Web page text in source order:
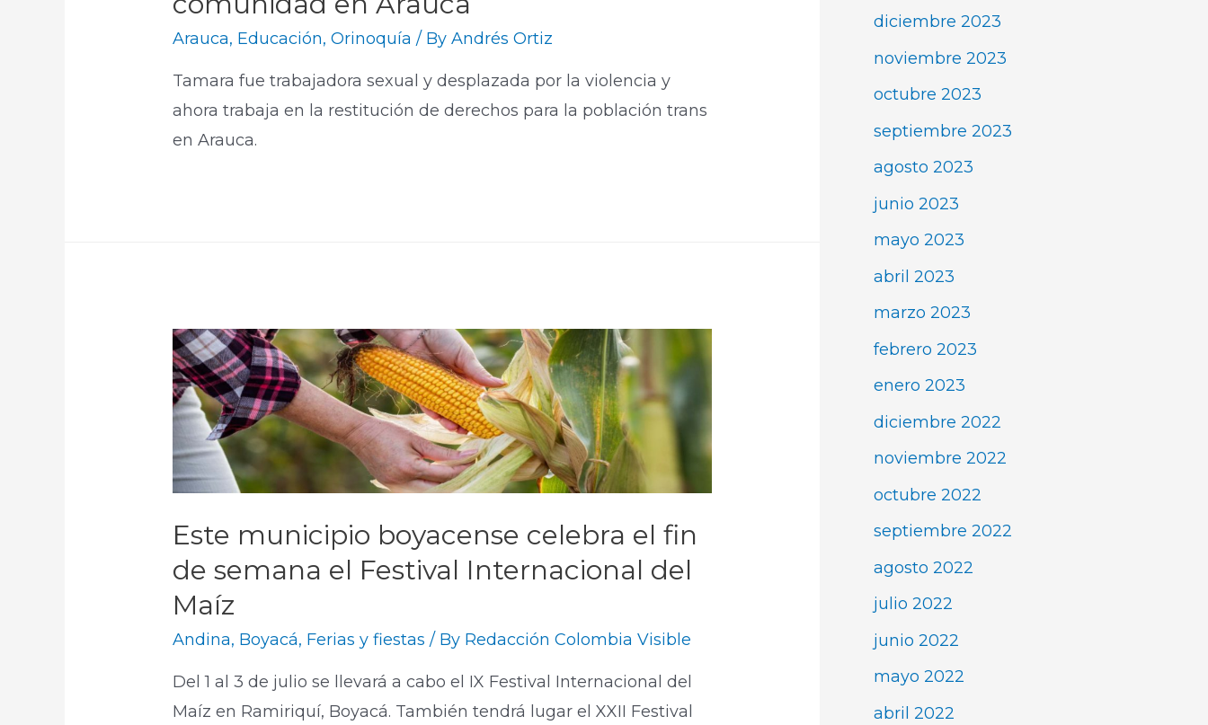
Arauca, Educación,Orinoquía / ByAndrés Ortiz
Tamara fue trabajadora sexual y desplazada por la violencia y
ahora trabaja en la restitución de derechos para la población trans
en Arauca.
Este municipio boyacense celebra el fin
de semana el Festival Internacional del
Maíz
Andina, Boyacá, Ferias y fiestas / By Redacción Colombia Visible
Del 1 al 3 de julio se llevará a cabo el IX Festival Internacional del
Maíz en Ramiriquí, Boyacá. También tendrá lugar el XXII Festival
diciembre 2023
noviembre 2023
octubre 2023
septiembre 2023
agosto 2023
junio 2023
mayo 2023
abril 2023
marzo 2023
febrero 2023
enero 2023
diciembre 2022
noviembre 2022
octubre 2022
septiembre 2022
agosto 2022
julio 2022
junio 2022
mayo 2022
abril 2022